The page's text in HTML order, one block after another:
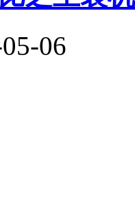
06